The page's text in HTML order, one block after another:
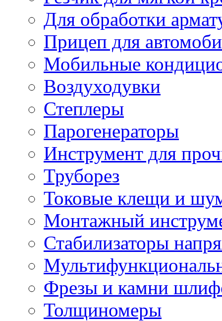
Для обработки
Прицеп для
Мобильные
Воздуходувки
Степлеры
Парогенераторы
Инструмент для
Труборез
Токовые клещи и
Монтажный
Стабилизаторы
Фрезы и камни
Толщиномеры